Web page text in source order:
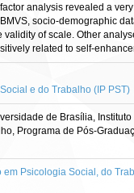
analysis revealed a
socio-demographic
of scale. Other
related to self-
e do Trabalho (IP PST)
de Brasília,
Programa de Pós-
em Psicologia Social, do